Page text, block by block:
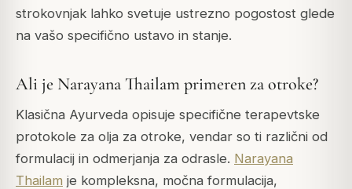
strokovnjak lahko svetuje ustrezno pogostost glede
na vašo specifično ustavo in stanje.
Ali je Narayana Thailam primeren za otroke?
Klasična Ayurveda opisuje specifične terapevtske
protokole za olja za otroke, vendar so ti različni od
formulacij in odmerjanja za odrasle. Narayana
Thailam je kompleksna, močna formulacija,